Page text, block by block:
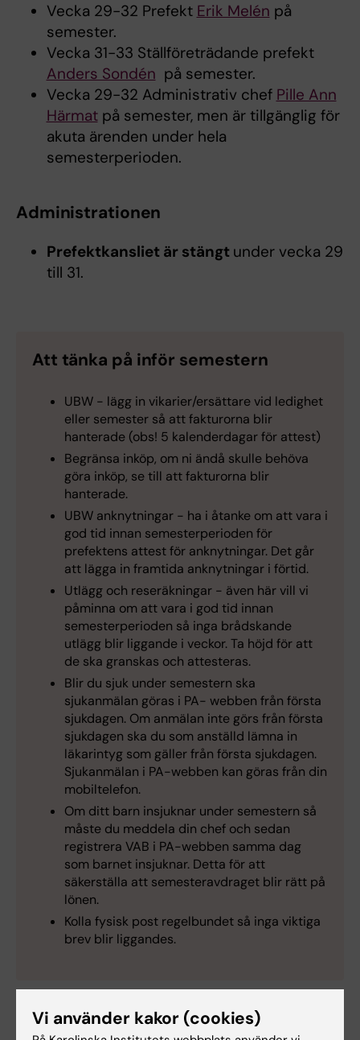
Vecka 29-32 Prefekt Erik Melén på
semester.
Vecka 31-33 Ställföreträdande prefekt
Anders Sondén på semester.
Vecka 29-32 Administrativ chef Pille Ann
Härmatpå semester, men är tillgänglig för
akuta ärenden under hela
semesterperioden.
Administrationen
Prefektkansliet är stängt under vecka 29
till 31.
Att tänka på inför semestern
UBW - lägg in vikarier/ersättare vid ledighet
eller semester så att fakturorna blir
hanterade (obs! 5 kalenderdagar för attest)
Begränsa inköp, om ni ändå skulle behöva
göra inköp, se till att fakturorna blir
hanterade.
UBW anknytningar - ha i åtanke om att vara i
god tid innan semesterperioden för
prefektens attest för anknytningar. Det går
att lägga in framtida anknytningar i förtid.
Utlägg och reseräkningar - även här vill vi
påminna om att vara i god tid innan
semesterperioden så inga brådskande
utlägg blir liggande i veckor. Ta höjd för att
de ska granskas och attesteras.
Blir du sjuk under semestern ska
sjukanmälan göras i PA- webben från första
sjukdagen. Om anmälan inte görs från första
sjukdagen ska du som anställd lämna in
läkarintyg som gäller från första sjukdagen.
Sjukanmälan i PA-webben kan göras från din
mobiltelefon.
Om ditt barn insjuknar under semestern så
måste du meddela din chef och sedan
registrera VAB i PA-webben samma dag
som barnet insjuknar. Detta för att
säkerställa att semesteravdraget blir rätt på
lönen.
Kolla fysisk post regelbundet så inga viktiga
brev blir liggandes.
Vi använder kakor (cookies)